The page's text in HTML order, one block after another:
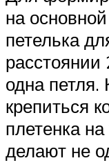
на
петелька
одна петля.
крепиться
плетенка
делают не